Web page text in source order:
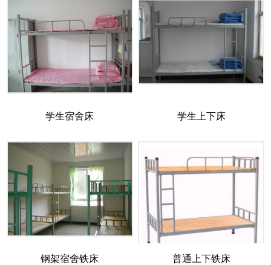
学生宿舍床 学生上下床
钢架宿舍铁床 普通上下铁床